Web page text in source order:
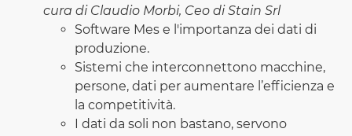
cura di Claudio Morbi, Ceo di Stain Srl
Software Mes e l'importanza dei dati di
produzione.
Sistemi che interconnettono macchine,
persone, dati per aumentare l’efficienza e
la competitività.
I dati da soli non bastano, servono